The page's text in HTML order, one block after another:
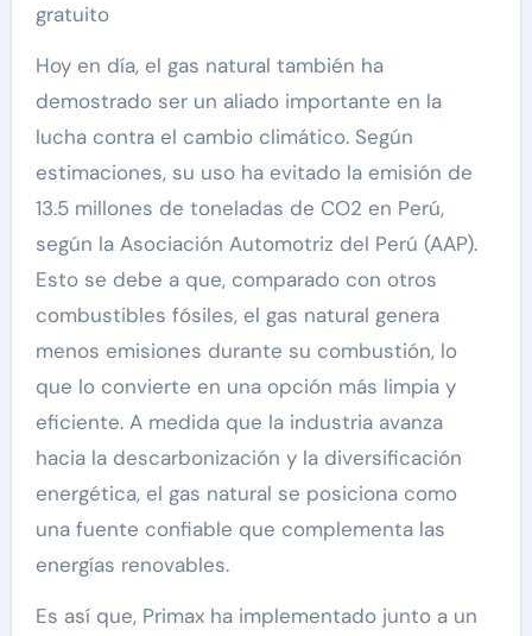
gratuito
Hoy en día, el gas natural también ha
demostrado ser un aliado importante en la
lucha contra el cambio climático. Según
estimaciones, su uso ha evitado la emisión de
13.5 millones de toneladas de CO2 en Perú,
según la Asociación Automotriz del Perú (AAP).
Esto se debe a que, comparado con otros
combustibles fósiles, el gas natural genera
menos emisiones durante su combustión, lo
que lo convierte en una opción más limpia y
eficiente. A medida que la industria avanza
hacia la descarbonización y la diversificación
energética, el gas natural se posiciona como
una fuente confiable que complementa las
energías renovables.
Es así que, Primax ha implementado junto a un